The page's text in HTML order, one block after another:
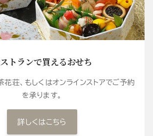
トランで買えるおせち
荘、もしくはオンラインストアでご予約
を承ります。
詳しくはこちら